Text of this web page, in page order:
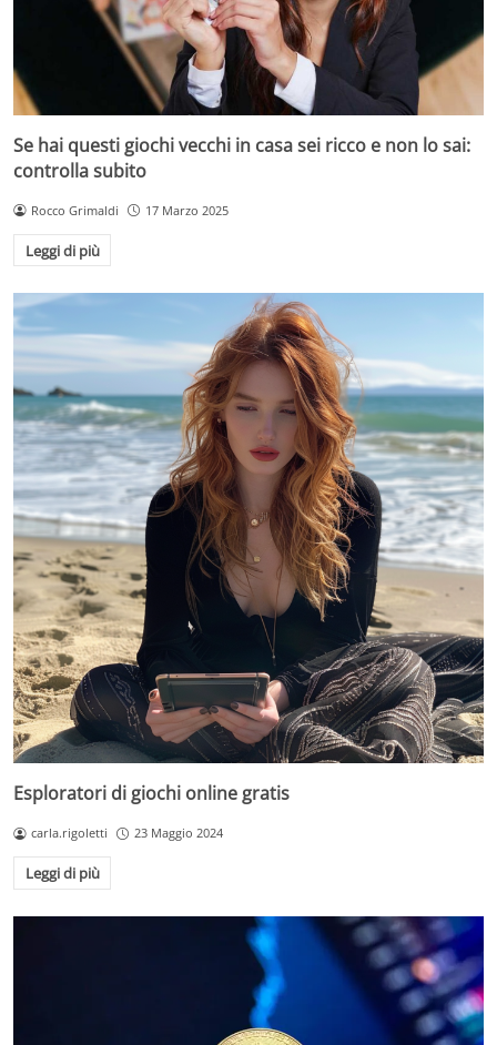
Se hai questi giochi vecchi in casa sei ricco e non lo sai:
controlla subito
Rocco Grimaldi 17 Marzo 2025
Leggi di più
Esploratori di giochi online gratis
carla.rigoletti 23 Maggio 2024
Leggi di più